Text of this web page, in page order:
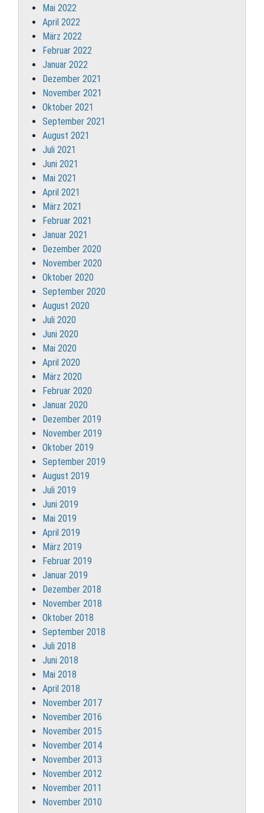
Mai 2022
April 2022
März 2022
Februar 2022
Januar 2022
Dezember 2021
November 2021
Oktober 2021
September 2021
August 2021
Juli 2021
Juni 2021
Mai 2021
April 2021
März 2021
Februar 2021
Januar 2021
Dezember 2020
November 2020
Oktober 2020
September 2020
August 2020
Juli 2020
Juni 2020
Mai 2020
April 2020
März 2020
Februar 2020
Januar 2020
Dezember 2019
November 2019
Oktober 2019
September 2019
August 2019
Juli 2019
Juni 2019
Mai 2019
April 2019
März 2019
Februar 2019
Januar 2019
Dezember 2018
November 2018
Oktober 2018
September 2018
Juli 2018
Juni 2018
Mai 2018
April 2018
November 2017
November 2016
November 2015
November 2014
November 2013
November 2012
November 2011
November 2010